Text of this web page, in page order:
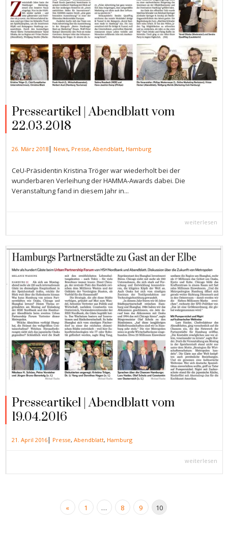
Presseartikel | Abendblatt vom
22.03.2018
26. März 2018| News, Presse, Abendblatt, Hamburg
CeU-Präsidentin Kristina Tröger war wiederholt bei der
wunderbaren Verleihung der HAMMA-Awards dabei. Die
Veranstaltung fand in diesem Jahr in...
weiterlesen
Presseartikel | Abendblatt vom
19.04.2016
21. April 2016| Presse, Abendblatt, Hamburg
weiterlesen
« 1 … 8 9 10